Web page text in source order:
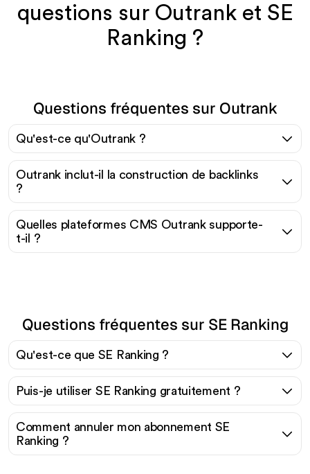
questions sur Outrank et SE
Ranking ?
Questions fréquentes sur Outrank
Qu'est-ce qu'Outrank ?
Outrank inclut-il la construction de backlinks
?
Quelles plateformes CMS Outrank supporte-
t-il ?
Questions fréquentes sur SE Ranking
Qu'est-ce que SE Ranking ?
Puis-je utiliser SE Ranking gratuitement ?
Comment annuler mon abonnement SE
Ranking ?